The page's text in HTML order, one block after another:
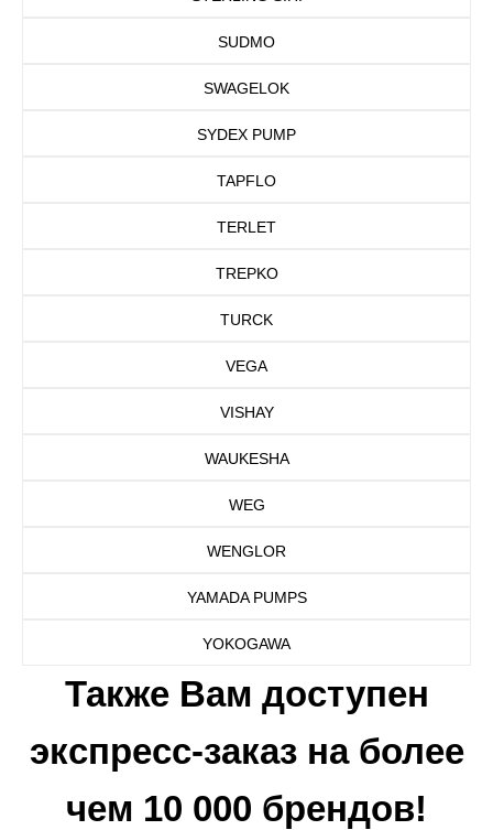
SUDMO
SWAGELOK
SYDEX PUMP
TAPFLO
TERLET
TREPKO
TURCK
VEGA
VISHAY
WAUKESHA
WEG
WENGLOR
YAMADA PUMPS
YOKOGAWA
Также Вам доступен
экспресс-заказ на более
чем 10 000 брендов!